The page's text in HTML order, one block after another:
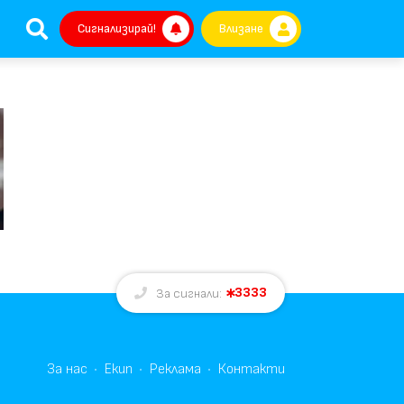
Сигнализирай! Влизане
За сигнали: 3333
За нас Екип Реклама Контакти